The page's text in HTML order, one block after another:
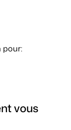
pour:
vous